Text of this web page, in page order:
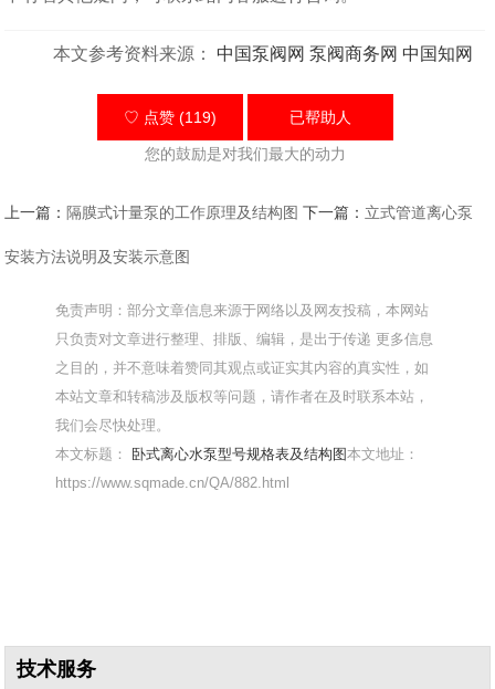
本文参考资料来源： 中国泵阀网 泵阀商务网 中国知网
♡ 点赞 (119) 已帮助人
您的鼓励是对我们最大的动力
上一篇： 隔膜式计量泵的工作原理及结构图 下一篇： 立式管道离心泵
安装方法说明及安装示意图
免责声明：部分文章信息来源于网络以及网友投稿，本网站
只负责对文章进行整理、排版、编辑，是出于传递 更多信息
之目的，并不意味着赞同其观点或证实其内容的真实性，如
本站文章和转稿涉及版权等问题，请作者在及时联系本站，
我们会尽快处理。
本文标题：
卧式离心水泵型号规格表及结构图本文地址：
https://www.sqmade.cn/QA/882.html
技术服务